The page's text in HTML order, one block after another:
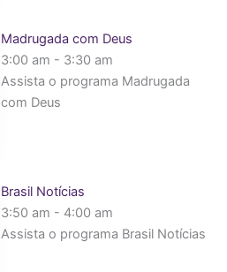
Madrugada com Deus
3:00 am - 3:30 am
Assista o programa Madrugada
com Deus
Brasil Notícias
3:50 am - 4:00 am
Assista o programa Brasil Notícias